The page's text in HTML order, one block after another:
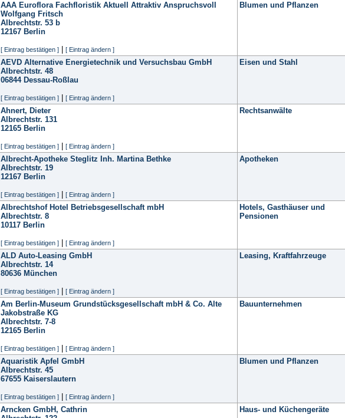
AAA Euroflora Fachfloristik Aktuell Attraktiv Anspruchsvoll
Wolfgang Fritsch
Albrechtstr. 53 b
12167 Berlin
[ Eintrag bestätigen ] [ Eintrag ändern ]
Blumen und Pflanzen
AEVD Alternative Energietechnik und Versuchsbau GmbH
Albrechtstr. 48
06844 Dessau-Roßlau
[ Eintrag bestätigen ] [ Eintrag ändern ]
Eisen und Stahl
Ahnert, Dieter
Albrechtstr. 131
12165 Berlin
[ Eintrag bestätigen ] [ Eintrag ändern ]
Rechtsanwälte
Albrecht-Apotheke Steglitz Inh. Martina Bethke
Albrechtstr. 19
12167 Berlin
[ Eintrag bestätigen ] [ Eintrag ändern ]
Apotheken
Albrechtshof Hotel Betriebsgesellschaft mbH
Albrechtstr. 8
10117 Berlin
[ Eintrag bestätigen ] [ Eintrag ändern ]
Hotels, Gasthäuser und
Pensionen
ALD Auto-Leasing GmbH
Albrechtstr. 14
80636 München
[ Eintrag bestätigen ] [ Eintrag ändern ]
Leasing, Kraftfahrzeuge
Am Berlin-Museum Grundstücksgesellschaft mbH & Co. Alte
Jakobstraße KG
Albrechtstr. 7-8
12165 Berlin
[ Eintrag bestätigen ] [ Eintrag ändern ]
Bauunternehmen
Aquaristik Apfel GmbH
Albrechtstr. 45
67655 Kaiserslautern
[ Eintrag bestätigen ] [ Eintrag ändern ]
Blumen und Pflanzen
Arncken GmbH, Cathrin
Haus- und Küchengeräte